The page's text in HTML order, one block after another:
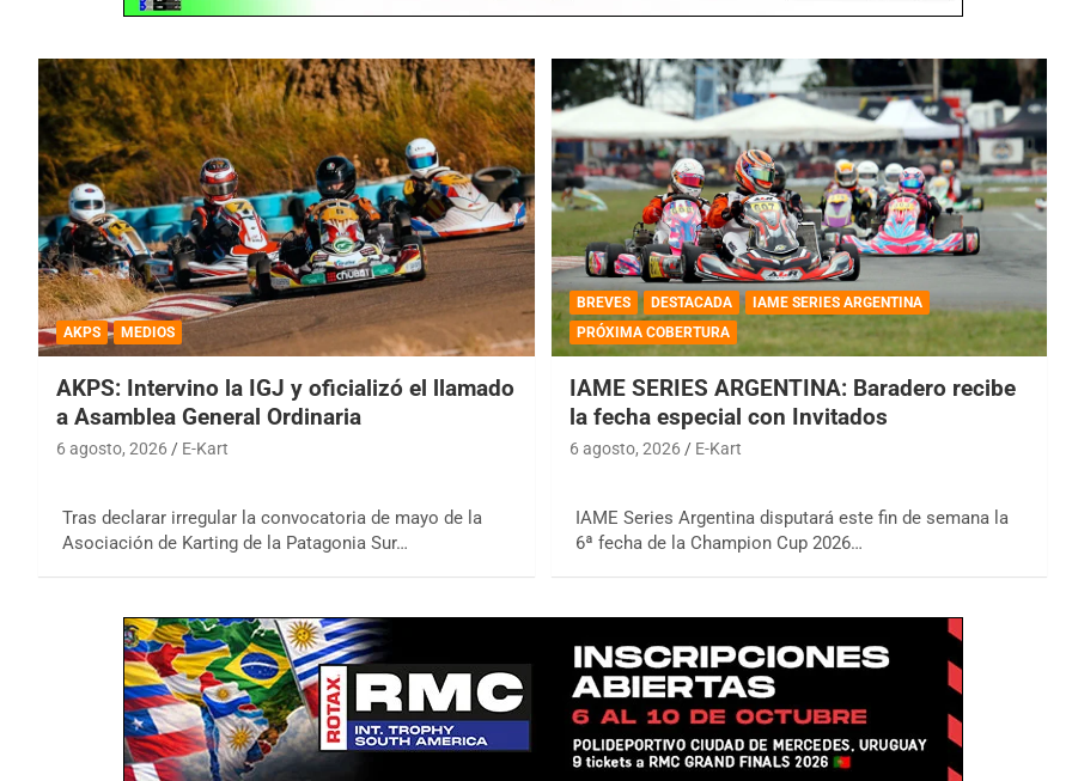
AKPS MEDIOS
AKPS: Intervino la IGJ y oficializó el llamado
a Asamblea General Ordinaria
6 agosto, 2026 E-Kart
Tras declarar irregular la convocatoria de mayo de la
Asociación de Karting de la Patagonia Sur…
BREVES DESTACADA
IAME SERIES ARGENTINA
PRÓXIMA COBERTURA
IAME SERIES ARGENTINA: Baradero recibe
la fecha especial con Invitados
6 agosto, 2026 E-Kart
IAME Series Argentina disputará este fin de semana la
6ª fecha de la Champion Cup 2026…